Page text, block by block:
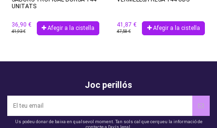
UNITATS
36,90 €
41,93 € Afegir a la cistella
41,87 €
47,58 € Afegir a la cistella
Joc perillós
Us podeu donar de baixa en qualsevol moment. Tan sols cal que cerqueu la informació de
contacte a l'avís legal.